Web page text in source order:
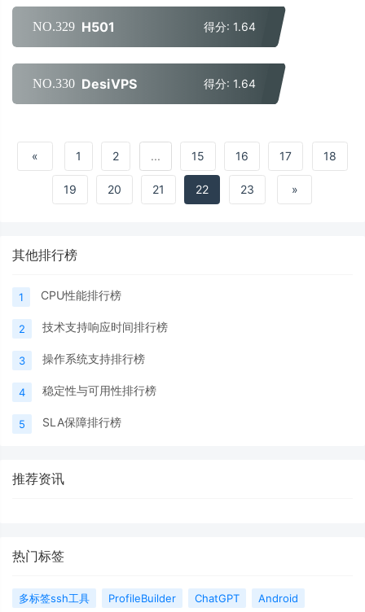
NO.329 H501 得分: 1.64
NO.330 DesiVPS 得分: 1.64
« 1 2 ... 15 16 17 18
19 20 21 22 23 »
其他排行榜
1 CPU性能排行榜
2 技术支持响应时间排行榜
3 操作系统支持排行榜
4 稳定性与可用性排行榜
5 SLA保障排行榜
推荐资讯
热门标签
多标签ssh工具 ProfileBuilder ChatGPT Android